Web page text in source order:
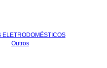
ELETRODOMÉSTICOS